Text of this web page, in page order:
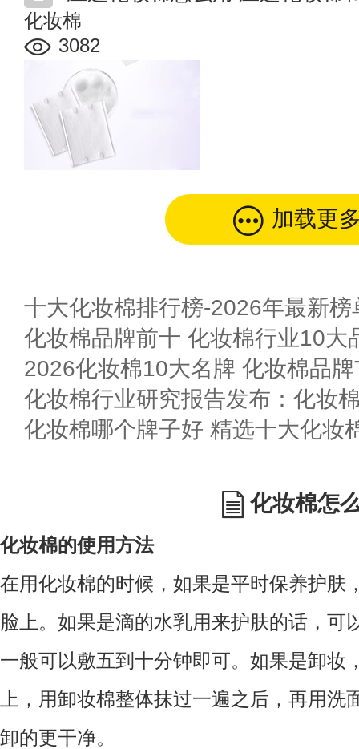
化妆棉
3082
加载更
十大化妆棉排行榜-2026年最新榜
化妆棉品牌前十 化妆棉行业10大
2026化妆棉10大名牌 化妆棉品
化妆棉行业研究报告发布：化妆
化妆棉哪个牌子好 精选十大化妆
化妆棉怎
化妆棉的使用方法
在用化妆棉的时候，如果是平时保养护肤
脸上。如果是滴的水乳用来护肤的话，可
一般可以敷五到十分钟即可。如果是卸妆
上，用卸妆棉整体抹过一遍之后，再用
卸的更干净。